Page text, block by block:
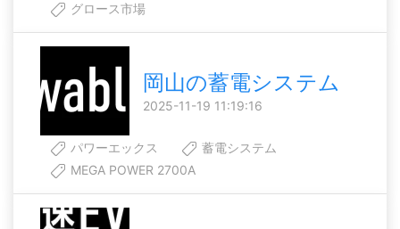
グロース市場
岡山の蓄電システム
2025-11-19 11:19:16
パワーエックス
蓄電システム
MEGA POWER 2700A